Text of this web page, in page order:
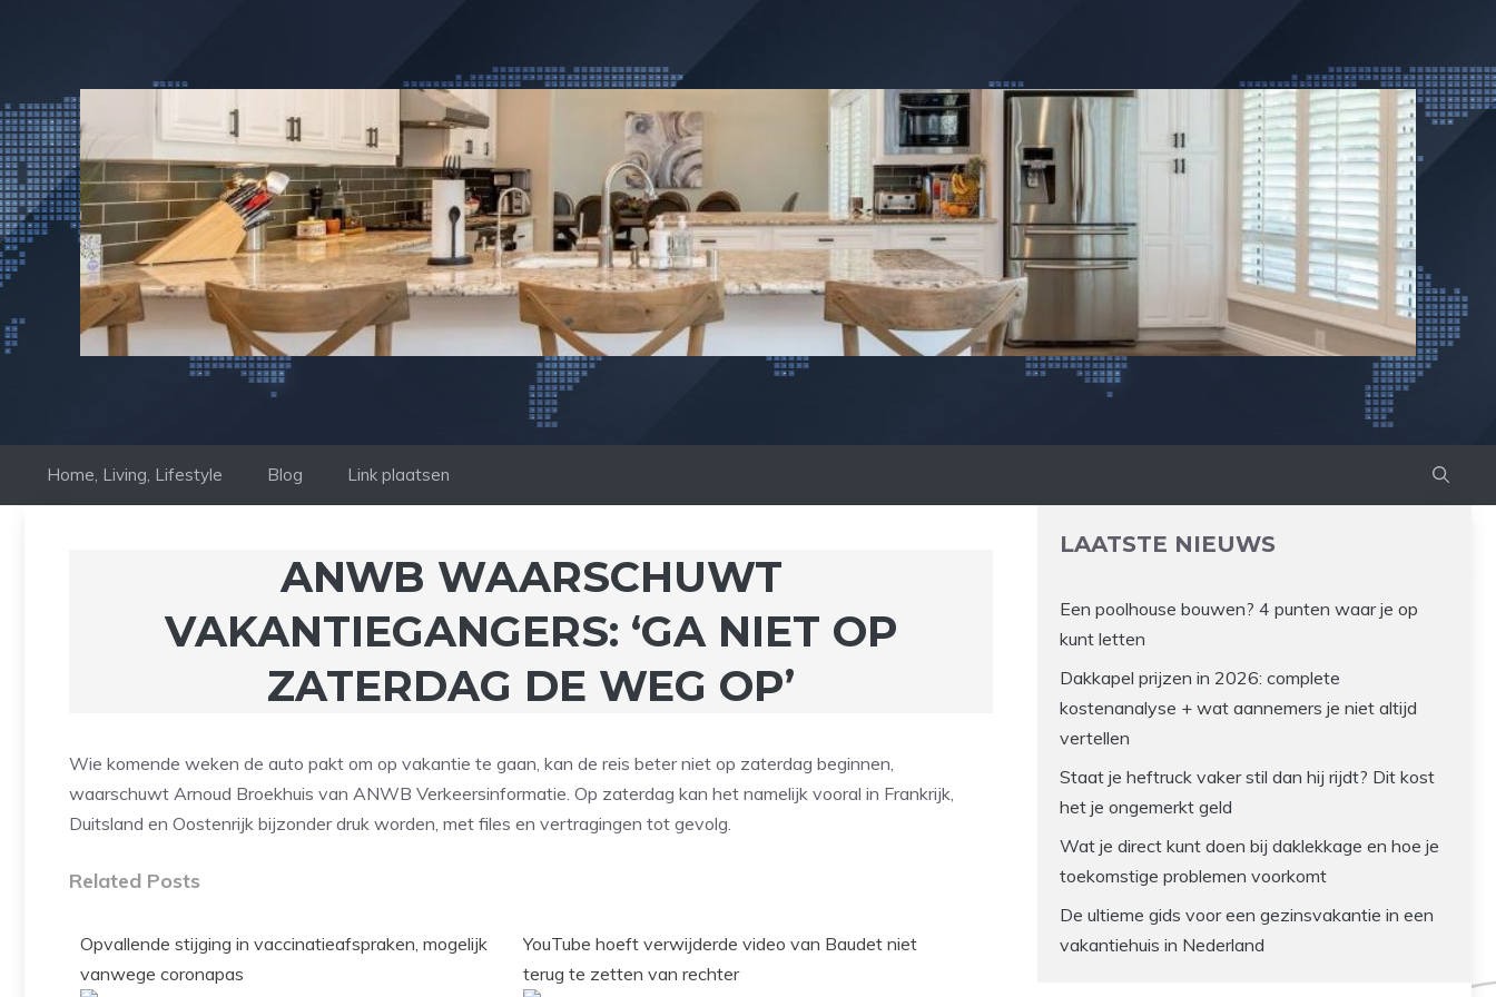
inhoud
Home, Living, Lifestyle Blog Link plaatsen
ANWB WAARSCHUWT
VAKANTIEGANGERS: ‘GA NIET OP
ZATERDAG DE WEG OP’
Wie komende weken de auto pakt om op vakantie te gaan, kan de reis beter niet op zaterdag beginnen,
waarschuwt Arnoud Broekhuis van ANWB Verkeersinformatie. Op zaterdag kan het namelijk vooral in Frankrijk,
Duitsland en Oostenrijk bijzonder druk worden, met files en vertragingen tot gevolg.
Related Posts
Opvallende stijging in vaccinatieafspraken, mogelijk
vanwege coronapas
YouTube hoeft verwijderde video van Baudet niet
terug te zetten van rechter
LAATSTE NIEUWS
Een poolhouse bouwen? 4 punten waar je op
kunt letten
Dakkapel prijzen in 2026: complete
kostenanalyse + wat aannemers je niet altijd
vertellen
Staat je heftruck vaker stil dan hij rijdt? Dit kost
het je ongemerkt geld
Wat je direct kunt doen bij daklekkage en hoe je
toekomstige problemen voorkomt
De ultieme gids voor een gezinsvakantie in een
vakantiehuis in Nederland